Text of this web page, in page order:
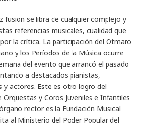
fusion se libra de cualquier complejo y
referencias musicales, cualidad que
la crítica. La participación del Otmaro
y los Períodos de la Música ocurre
del evento que arrancó el pasado
a destacados pianistas,
y actores. Este es otro logro del
Orquestas y Coros Juveniles e Infantiles
rector es la Fundación Musical
al Ministerio del Poder Popular del